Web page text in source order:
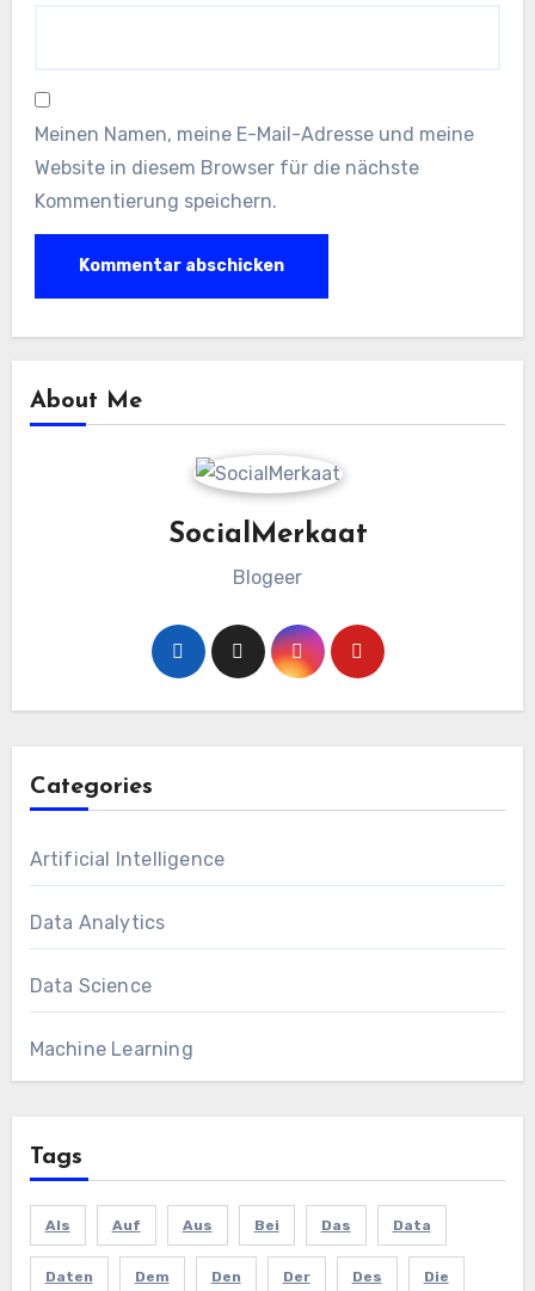
Meinen Namen, meine E-Mail-Adresse und meine
Website in diesem Browser für die nächste
Kommentierung speichern.
About Me
SocialMerkaat
Blogeer
Categories
Artificial Intelligence
Data Analytics
Data Science
Machine Learning
Tags
Als Auf Aus Bei Das Data
Daten Dem Den Der Des Die